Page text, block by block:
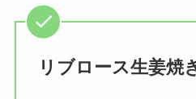
リブロース生姜焼